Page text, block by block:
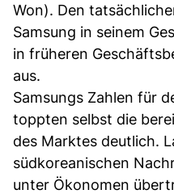
Won). Den
Samsung in seinem
in früheren
aus.
Samsungs Zahlen für
toppten selbst die
des Marktes deutlich.
südkoreanischen
unter Ökonomen